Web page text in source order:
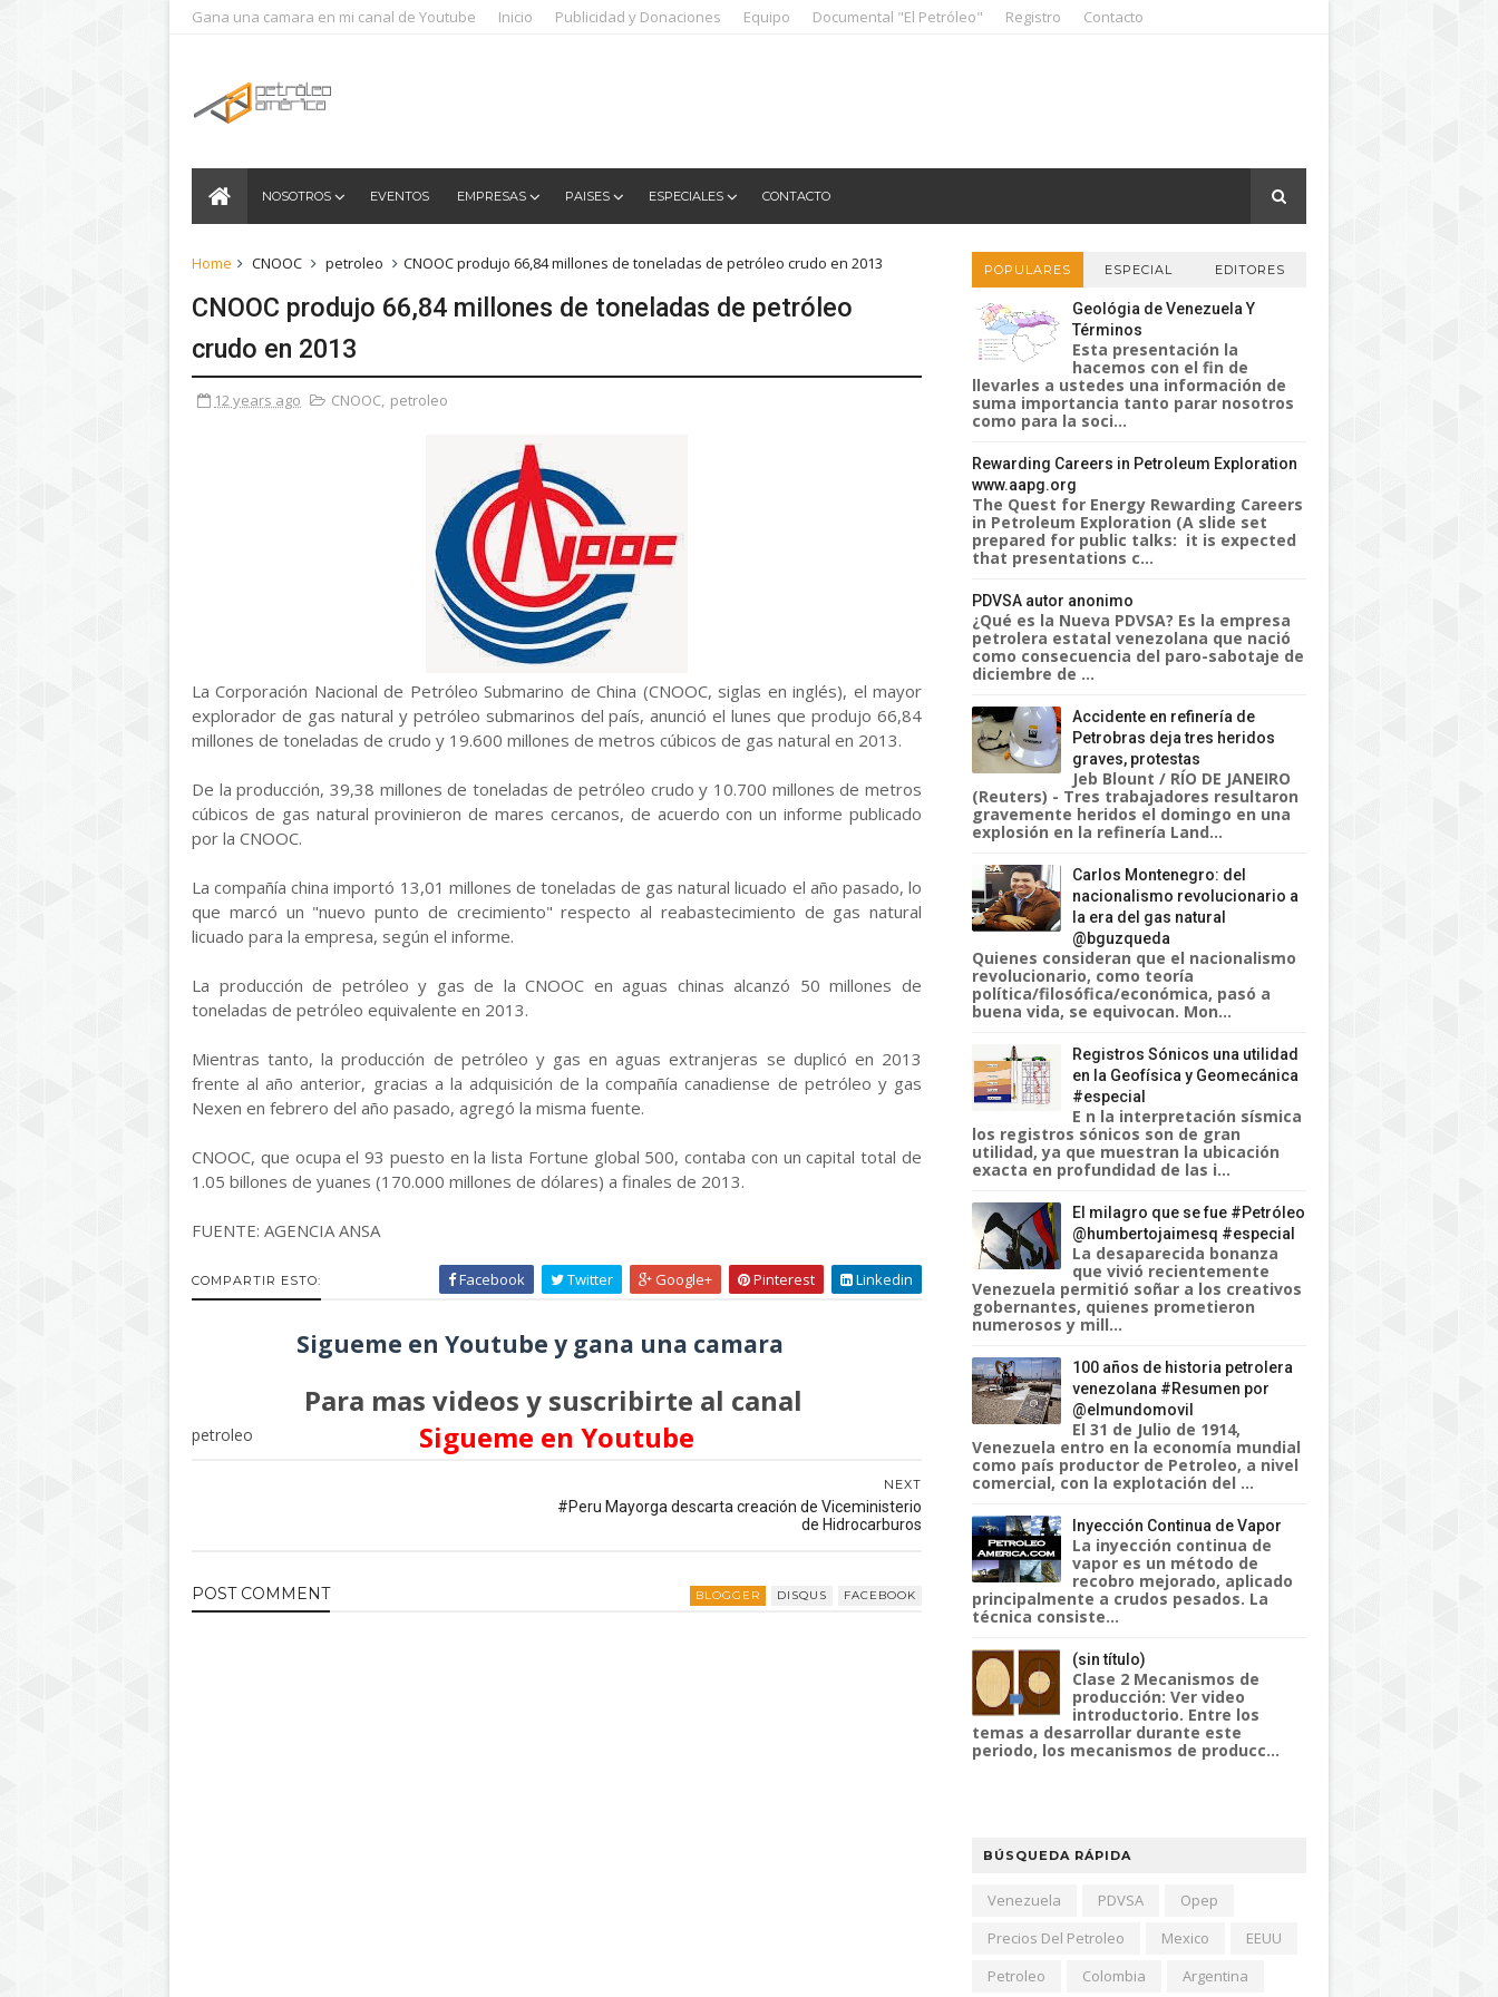
Gana una camara en mi canal de Youtube Inicio Publicidad y Donaciones Equipo Documental "El Petróleo" Registro Contacto
NOSOTROS EVENTOS EMPRESAS PAISES ESPECIALES CONTACTO
Home CNOOC petroleo CNOOC produjo 66,84 millones de toneladas de petróleo crudo en 2013
CNOOC produjo 66,84 millones de toneladas de petróleo
crudo en 2013
12 years ago CNOOC, petroleo
La Corporación Nacional de Petróleo Submarino de China (CNOOC, siglas en inglés), el mayor
explorador de gas natural y petróleo submarinos del país, anunció el lunes que produjo 66,84
millones de toneladas de crudo y 19.600 millones de metros cúbicos de gas natural en 2013.
De la producción, 39,38 millones de toneladas de petróleo crudo y 10.700 millones de metros
cúbicos de gas natural provinieron de mares cercanos, de acuerdo con un informe publicado
por la CNOOC.
La compañía china importó 13,01 millones de toneladas de gas natural licuado el año pasado, lo
que marcó un "nuevo punto de crecimiento" respecto al reabastecimiento de gas natural
licuado para la empresa, según el informe.
La producción de petróleo y gas de la CNOOC en aguas chinas alcanzó 50 millones de
toneladas de petróleo equivalente en 2013.
Mientras tanto, la producción de petróleo y gas en aguas extranjeras se duplicó en 2013
frente al año anterior, gracias a la adquisición de la compañía canadiense de petróleo y gas
Nexen en febrero del año pasado, agregó la misma fuente.
CNOOC, que ocupa el 93 puesto en la lista Fortune global 500, contaba con un capital total de
1.05 billones de yuanes (170.000 millones de dólares) a finales de 2013.
FUENTE: AGENCIA ANSA
COMPARTIR ESTO: Facebook Twitter Google+ Pinterest Linkedin
Sigueme en Youtube y gana una camara
Para mas videos y suscribirte al canal
Sigueme en Youtube
petroleo
NEXT
#Peru Mayorga descarta creación de Viceministerio
de Hidrocarburos
POST COMMENT BLOGGER DISQUS FACEBOOK
POPULARES ESPECIAL EDITORES
Geológia de Venezuela Y
Términos
Esta presentación la
hacemos con el fin de
llevarles a ustedes una información de
suma importancia tanto parar nosotros
como para la soci...
Rewarding Careers in Petroleum Exploration
www.aapg.org
The Quest for Energy Rewarding Careers
in Petroleum Exploration (A slide set
prepared for public talks: it is expected
that presentations c...
PDVSA autor anonimo
¿Qué es la Nueva PDVSA? Es la empresa
petrolera estatal venezolana que nació
como consecuencia del paro-sabotaje de
diciembre de ...
Accidente en refinería de
Petrobras deja tres heridos
graves, protestas
Jeb Blount / RÍO DE JANEIRO
(Reuters) - Tres trabajadores resultaron
gravemente heridos el domingo en una
explosión en la refinería Land...
Carlos Montenegro: del
nacionalismo revolucionario a
la era del gas natural
@bguzqueda
Quienes consideran que el nacionalismo
revolucionario, como teoría
política/filosófica/económica, pasó a
buena vida, se equivocan. Mon...
Registros Sónicos una utilidad
en la Geofísica y Geomecánica
#especial
E n la interpretación sísmica
los registros sónicos son de gran
utilidad, ya que muestran la ubicación
exacta en profundidad de las i...
El milagro que se fue #Petróleo
@humbertojaimesq #especial
La desaparecida bonanza
que vivió recientemente
Venezuela permitió soñar a los creativos
gobernantes, quienes prometieron
numerosos y mill...
100 años de historia petrolera
venezolana #Resumen por
@elmundomovil
El 31 de Julio de 1914,
Venezuela entro en la economía mundial
como país productor de Petroleo, a nivel
comercial, con la explotación del ...
Inyección Continua de Vapor
La inyección continua de
vapor es un método de
recobro mejorado, aplicado
principalmente a crudos pesados. La
técnica consiste...
(sin título)
Clase 2 Mecanismos de
producción: Ver video
introductorio. Entre los
temas a desarrollar durante este
periodo, los mecanismos de producc...
BÚSQUEDA RÁPIDA
Venezuela PDVSA
Opep
Precios Del Petroleo
Mexico
EEUU
Petroleo
Colombia
Argentina